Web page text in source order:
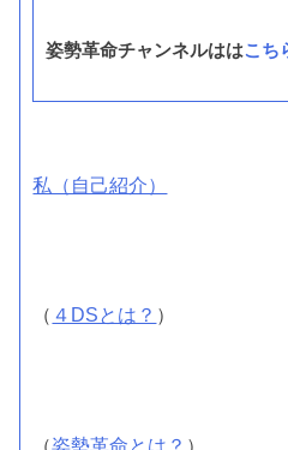
姿勢革命チャンネルははこち
私（自己紹介）
（ ４DSとは？ ）
（姿勢革命とは？ ）